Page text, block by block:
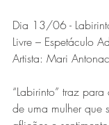
Dia 13/06 -
Livre – Espetáculo
Artista: Mari
“Labirinto” traz
de uma mulher que